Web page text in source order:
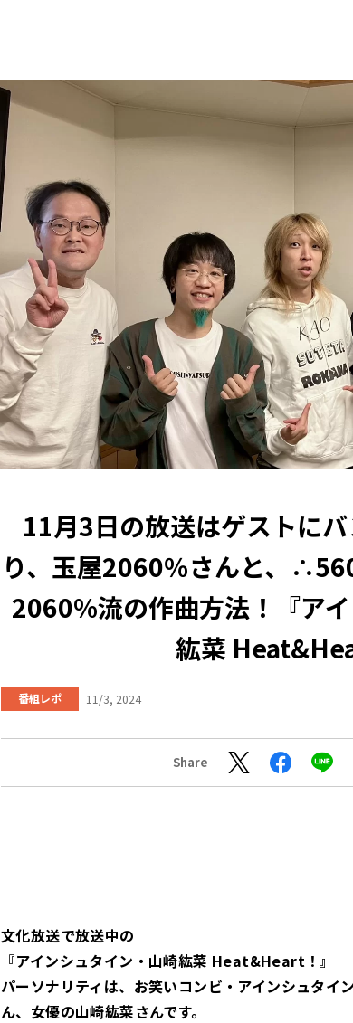
11月3日の放送はゲストに
り、玉屋2060％さんと、
2060%流の作曲方法！『ア
紘菜
番組レポ 11/3, 2024
Share
文化放送で放送中の
『アインシュタイン・山崎紘菜 Heat&Heart！』
パーソナリティは、お笑いコンビ・アインシュタイ
ん、女優の山崎紘菜さんです。